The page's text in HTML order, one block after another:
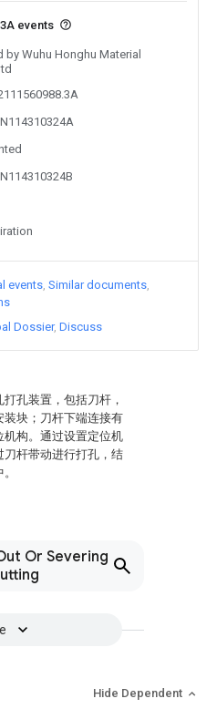
孔装置，包括刀杆，
装块；刀杆下端连接有
构。通过设置定位机
杆带动进行打孔，结
Or Severing
events
Wuhu Honghu Material
events Similar documents
Dossier Discuss
Hide Dependent